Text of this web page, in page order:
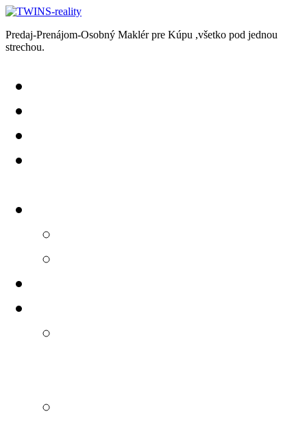
Predaj-Prenájom-Osobný Maklér pre Kúpu ,všetko pod jednou
strechou.